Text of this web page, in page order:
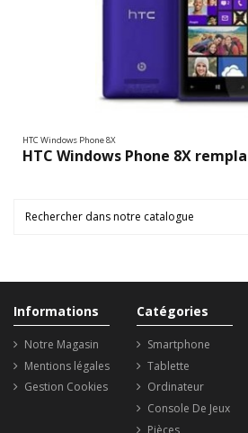
HTC Windows Phone 8X
HTC Windows Phone 8X
Informations
Notre Magasin
Mentions légales
Gestion Cookies
Catégories
Smartphone
Tablette
Ordinateur
Console De Jeux
Pièces